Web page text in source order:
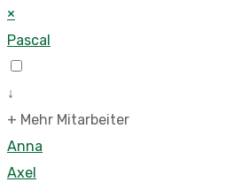
×
Pascal
↓
+ Mehr Mitarbeiter
Anna
Axel